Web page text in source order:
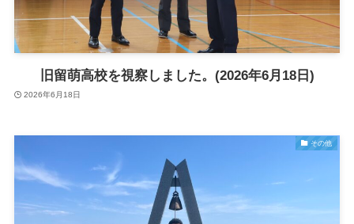
旧留萌高校を視察しました。(2026年6月18日)
2026年6月18日
その他